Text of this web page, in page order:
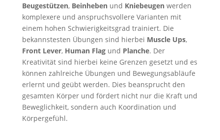
Beugestützen, Beinheben und Kniebeugen werden
komplexere und anspruchsvollere Varianten mit
einem hohen Schwierigkeitsgrad trainiert. Die
bekannstesten Übungen sind hierbei Muscle Ups,
Front Lever, Human Flag und Planche. Der
Kreativität sind hierbei keine Grenzen gesetzt und es
können zahlreiche Übungen und Bewegungsabläufe
erlernt und geübt werden. Dies beansprucht den
gesamten Körper und fördert nicht nur die Kraft und
Beweglichkeit, sondern auch Koordination und
Körpergefühl.